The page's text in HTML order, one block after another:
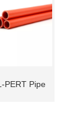
PERT Pipe